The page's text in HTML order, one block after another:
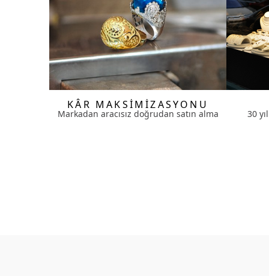
KÂR MAKSİMİZASYONU
Markadan aracısız doğrudan satın alma 30